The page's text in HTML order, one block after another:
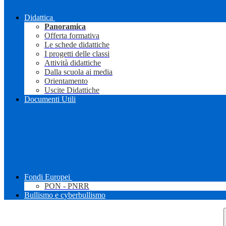
Didattica
Panoramica
Offerta formativa
Le schede didattiche
I progetti delle classi
Attività didattiche
Dalla scuola ai media
Orientamento
Uscite Didattiche
Documenti Utili
Fondi Europei
PON - PNRR
Bullismo e cyberbullismo